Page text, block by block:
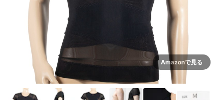
Amazonで見る